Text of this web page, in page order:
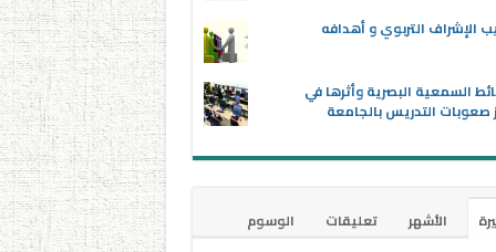
الإشراف التربوي و أهدافه
السمعية البصرية وأثرها في
صعوبات التدريس بالجامعة
الأشهر تعليقات
الوسوم